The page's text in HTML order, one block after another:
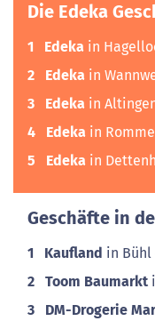
Die Edeka
1 Edeka in
2 Edeka in
3 Edeka in
4 Edeka in
5 Edeka in
Geschäfte in
1 Kaufland in Bühl
2 Toom Baumarkt
3 DM-Drogerie